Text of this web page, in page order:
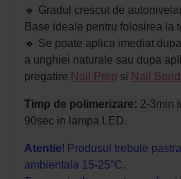
🔸 Gradul crescut de
Base ideale pentru folosirea la
🔸 Se poate aplica imediat
a unghiei naturale sau dupa
pregatire Nail Prep si Nail
Timp de polimerizare: 2-3min
90sec in lampa LED.
Atentie! Produsul trebuie
ambientala 15-25°C.